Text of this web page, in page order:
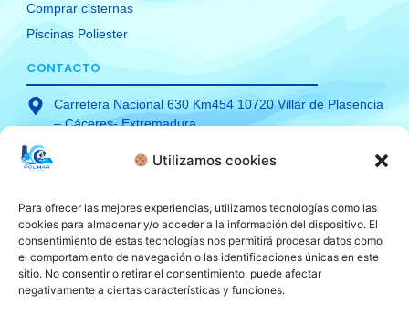
Utilizamos cookies
Para ofrecer las mejores experiencias, utilizamos tecnologías como las
cookies para almacenar y/o acceder a la información del dispositivo. El
consentimiento de estas tecnologías nos permitirá procesar datos como
el comportamiento de navegación o las identificaciones únicas en este
sitio. No consentir o retirar el consentimiento, puede afectar
negativamente a ciertas características y funciones.
Comprar cisternas
Piscinas Poliester
CONTACTO
Carretera Nacional 630 Km454 10720 Villar de Plasencia
– Cáceres- Extremadura
comercial@polimarpoliester.com
TÉRMINOS Y CONDICIONES